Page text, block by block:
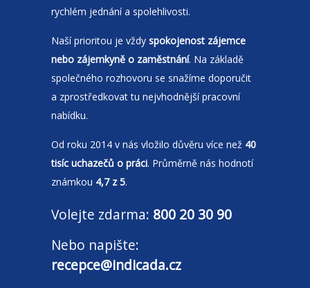
rychlém jednání a spolehlivosti.
Naší prioritou je vždy spokojenost zájemce
nebo zájemkyně o zaměstnání. Na základě
společného rozhovoru se snažíme doporučit
a zprostředkovat tu nejvhodnější pracovní
nabídku.
Od roku 2014 v nás vložilo důvěru více než 40
tisíc uchazečů o práci. Průměrně nás hodnotí
známkou 4,7 z 5.
Volejte zdarma: 800 20 30 90
Nebo napište:
recepce@indicada.cz